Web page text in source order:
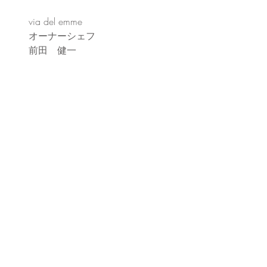
via del emme
オーナーシェフ
前田　健一